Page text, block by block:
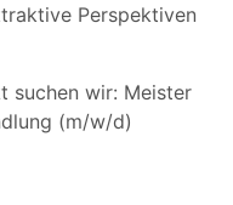
Perspektiven
suchen wir: Meister
(m/w/d)